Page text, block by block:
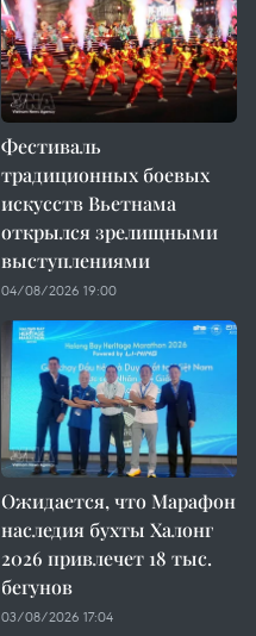
Фестиваль
традиционных боевых
искусств Вьетнама
открылся зрелищными
выступлениями
04/08/2026 19:00
Ожидается, что Марафон
наследия бухты Халонг
2026 привлечет 18 тыс.
бегунов
03/08/2026 17:04